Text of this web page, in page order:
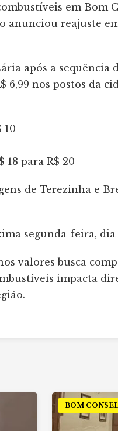
em Bom
reajuste
após a
6,99 nos postos da
10
18 para R$ 20
de Terezinha e
segunda-feira, dia
valores busca
impacta
BOM